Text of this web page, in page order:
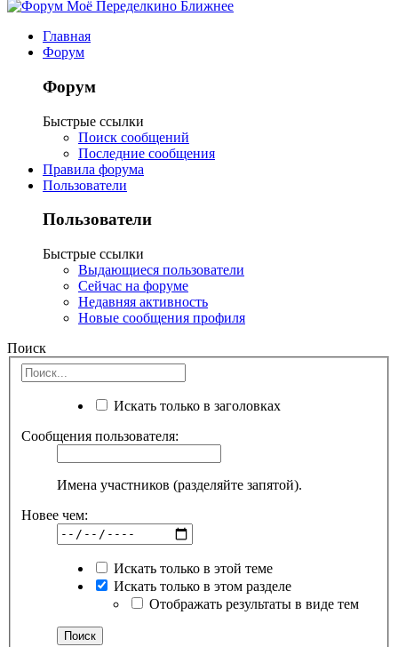
Главная
Форум
Форум
Быстрые ссылки
Поиск сообщений
Последние сообщения
Правила форума
Пользователи
Пользователи
Быстрые ссылки
Выдающиеся пользователи
Сейчас на форуме
Недавняя активность
Новые сообщения профиля
Поиск
Искать только в заголовках
Сообщения пользователя:
Имена участников (разделяйте запятой).
Новее чем:
Искать только в этой теме
Искать только в этом разделе
Отображать результаты в виде тем